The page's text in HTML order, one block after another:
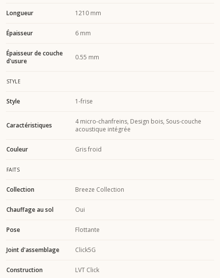
Longueur 1210 mm
Épaisseur 6 mm
Épaisseur de couche
d'usure
0.55 mm
STYLE
Style 1-frise
Caractéristiques
4 micro-chanfreins, Design bois, Sous-couche
acoustique intégrée
Couleur Gris froid
FAITS
Collection Breeze Collection
Chauffage au sol Oui
Pose Flottante
Joint d'assemblage Click5G
Construction LVT Click